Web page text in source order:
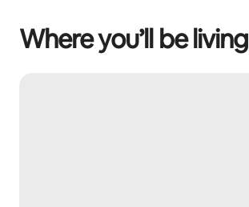
Where you’ll be living